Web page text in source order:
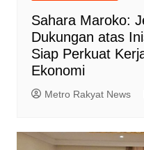
Sahara Maroko:
Dukungan atas
Siap Perkuat
Ekonomi
Metro Rakyat News